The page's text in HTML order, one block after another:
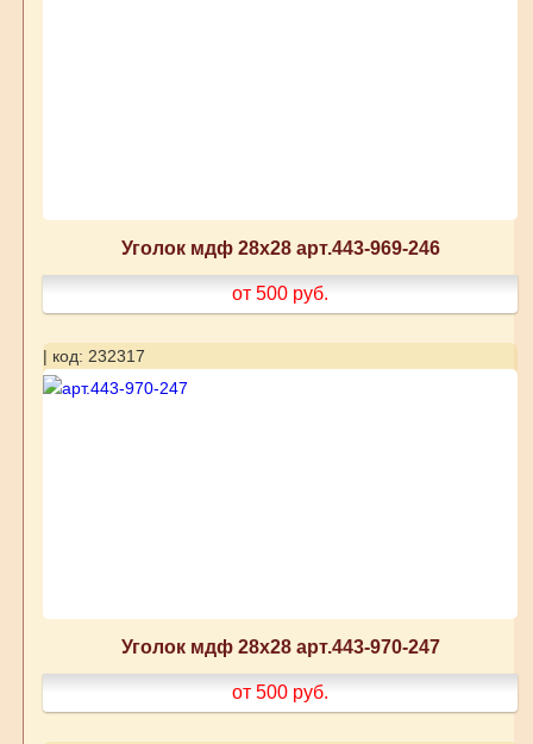
Уголок мдф 28х28 арт.443-969-246
от 500 руб.
| код: 232317
Уголок мдф 28х28 арт.443-970-247
от 500 руб.